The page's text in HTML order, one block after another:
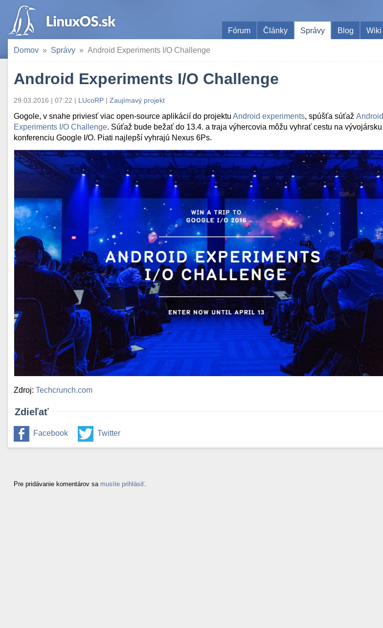
Fórum
Články Správy Blog Wiki
Domov Správy Android Experiments I/O Challenge
Android Experiments I/O Challenge
29.03.2016 | 07:22 | LUcoRP | Zaujímavý projekt
Gogole, v snahe priviesť viac open-source aplikácií do projektu Android experiments, spúšťa súťaž Android
Experiments I/O Challenge. Súťaž bude bežať do 13.4. a traja výhercovia môžu vyhrať cestu na vývojársku
konferenciu Google I/O. Piati najlepší vyhrajú Nexus 6Ps.
Zdroj: Techcrunch.com
Zdieľať
Facebook Twitter
Pre pridávanie komentárov sa musíte prihlásiť